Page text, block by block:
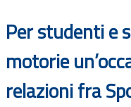
Per studenti e
motorie
relazioni fra